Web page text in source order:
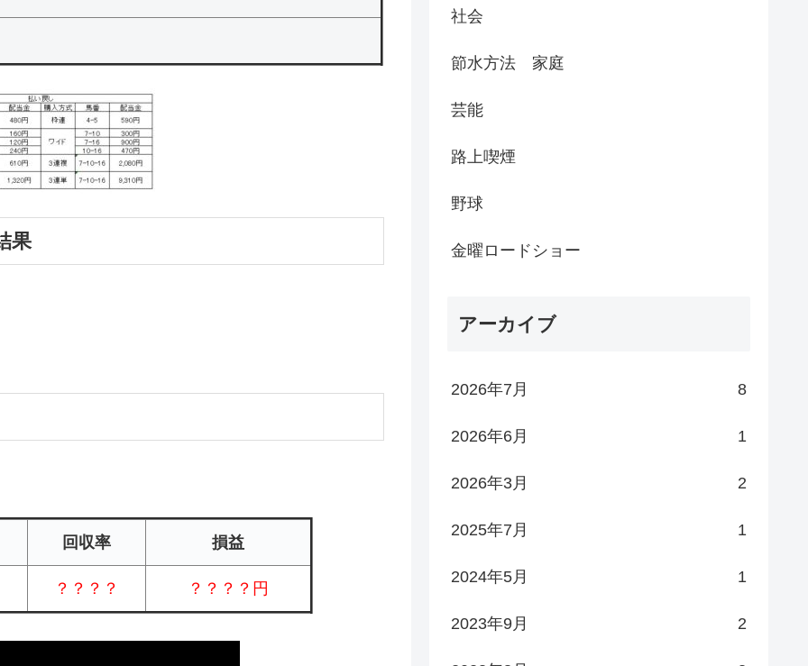
果
回収率 損益
？？？？ ？？？？円
社会
節水方法 家庭
芸能
路上喫煙
野球
金曜ロードショー
アーカイブ
2026年7月 8
2026年6月 1
2026年3月 2
2025年7月 1
2024年5月 1
2023年9月 2